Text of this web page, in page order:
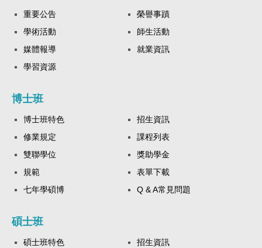
重要公告
榮譽事蹟
學術活動
師生活動
媒體報導
就業資訊
學習資源
博士班
博士班特色
招生資訊
修業規定
課程列表
雙聯學位
獎助學金
規範
表單下載
七年學碩博
Q & A常見問題
碩士班
碩士班特色
招生資訊